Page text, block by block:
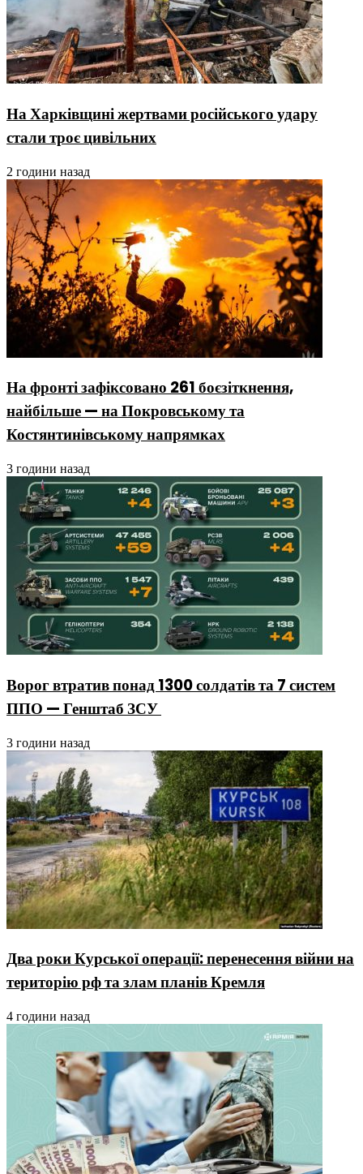
На Харківщині жертвами російського удару
стали троє цивільних
2 години назад
На фронті зафіксовано 261 боєзіткнення,
найбільше — на Покровському та
Костянтинівському напрямках
3 години назад
Ворог втратив понад 1300 солдатів та 7 систем
ППО — Генштаб ЗСУ
3 години назад
Два роки Курської операції: перенесення війни на
територію рф та злам планів Кремля
4 години назад